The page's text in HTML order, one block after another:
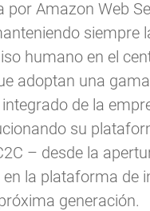
por Amazon Web
siempre
humano en el
adoptan una
de la
su
– desde la
la plataforma de
generación.